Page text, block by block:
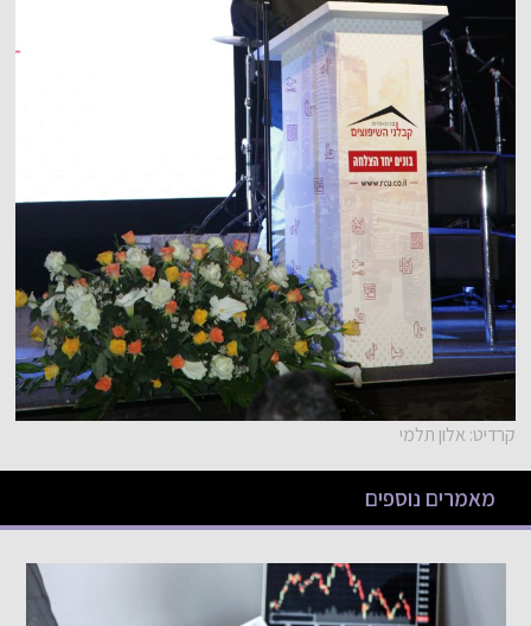
קרדיט: אלון תלמי
מאמרים נוספים